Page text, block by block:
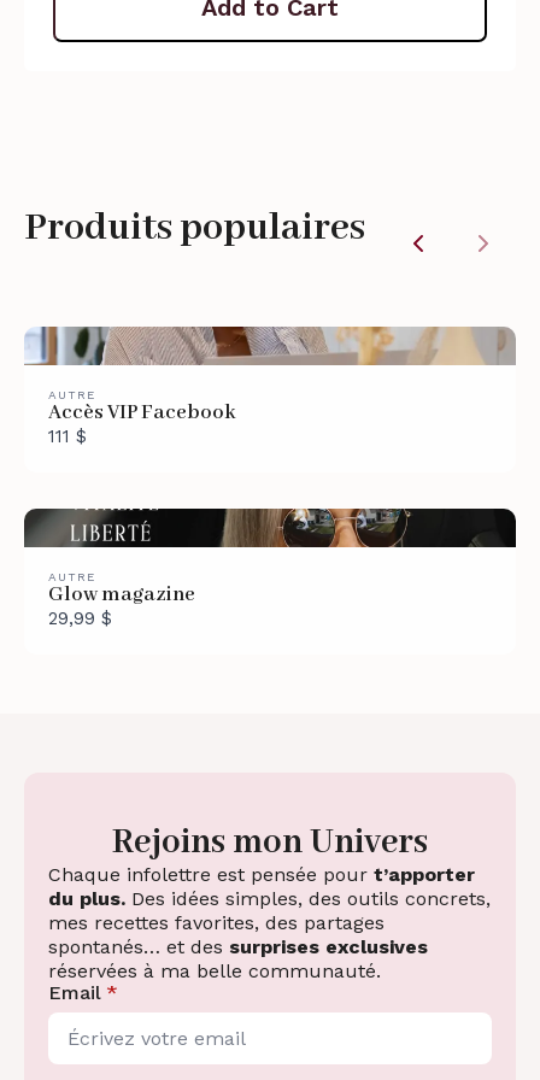
Add to Cart
Produits populaires
Previous
Next
AUTRE
Accès VIP Facebook
111 $
AUTRE
Glow magazine
29,99 $
Rejoins mon Univers
Chaque infolettre est pensée pour t’apporter
du plus. Des idées simples, des outils concrets,
mes recettes favorites, des partages
spontanés… et des surprises exclusives
réservées à ma belle communauté.
Email *